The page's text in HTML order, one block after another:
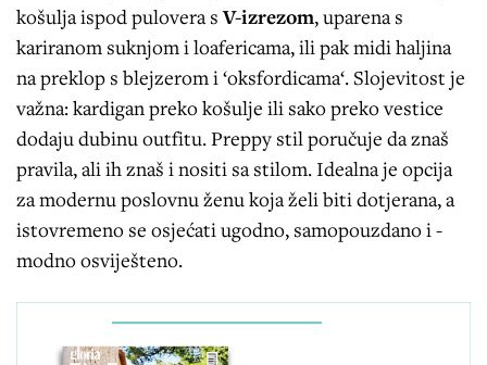
košulja ispod pulovera sV-izrezom, uparena s
kariranom suknjom i loafericama, ili pak midi haljina
na preklop s blejzerom i ‘oksfordicama‘. Slojevitost je
važna: kardigan preko košulje ili sako preko vestice
dodaju dubinu outfitu. Preppy stil poručuje da znaš
pravila, ali ih znaš i nositi sa stilom. Idealna je opcija
za modernu poslovnu ženu koja želi biti dotjerana, a
istovremeno se osjećati ugodno, samopouzdano i -
modno osviješteno.